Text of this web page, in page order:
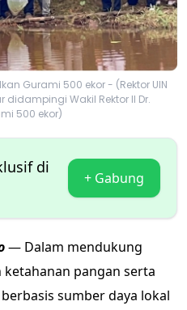
Gurami 500 ekor - (Rektor UIN
didampingi Wakil Rektor II Dr.
500 ekor)
di
+ Gabung
— Dalam mendukung
pangan serta
sumber daya lokal